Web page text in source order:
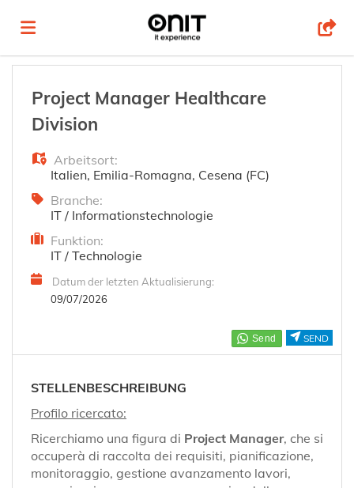
Stellen
Lebenslauf
hochladen
Anmelden
Sprache
EN
FR
IT
SEND
Project Manager Healthcare
Division
Arbeitsort:
Italien, Emilia-Romagna, Cesena (FC)
Branche:
IT / Informationstechnologie
Funktion:
IT / Technologie
Datum der letzten Aktualisierung:
09/07/2026
STELLENBESCHREIBUNG
Profilo ricercato:
Ricerchiamo una figura di Project Manager, che si
occuperà di raccolta dei requisiti, pianificazione,
monitoraggio, gestione avanzamento lavori,